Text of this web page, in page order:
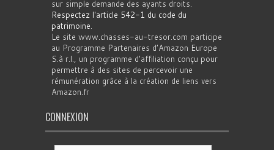
sur simple demande des ayants droits.
Respectez l'article 542-1 du code du
patrimoine.
Le site www.chasses-au-tresor.com participe
au Programme Partenaires d’Amazon Europe
S.à r.l., un programme d’affiliation conçu pour
permettre à des sites de percevoir une
rémunération grâce à la création de liens vers
Amazon.fr
CONNEXION